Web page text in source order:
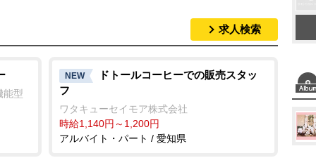
求人検索
能型
NEW
ドトールコーヒーでの販売スタッ
フ
ワタキューセイモア株式会社
時給1,140円～1,200円
アルバイト・パート / 愛知県